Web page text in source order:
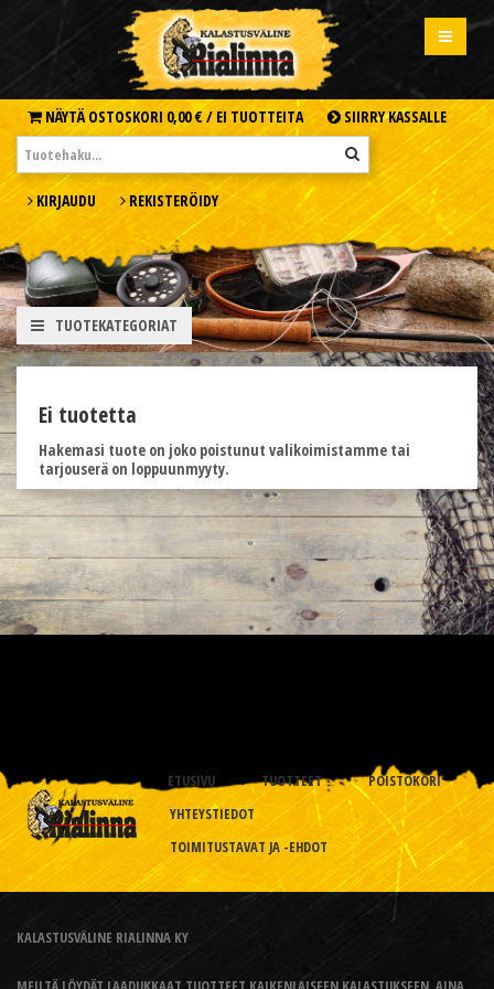
NÄYTÄ OSTOSKORI 0,00 € / EI TUOTTEITA SIIRRY KASSALLE
KIRJAUDU REKISTERÖIDY
TUOTEKATEGORIAT
Ei tuotetta
Hakemasi tuote on joko poistunut valikoimistamme tai
tarjouserä on loppuunmyyty.
ETUSIVU TUOTTEET
POISTOKORI
YHTEYSTIEDOT
TOIMITUSTAVAT JA -EHDOT
KALASTUSVÄLINE RIALINNA KY